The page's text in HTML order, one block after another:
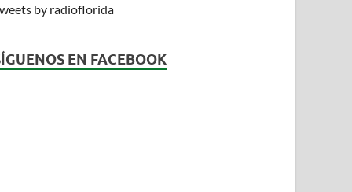
by radioflorida
EN FACEBOOK